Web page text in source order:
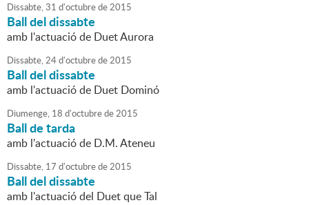
Dissabte,31 d'octubrede2015
Ball del dissabte
amb l'actuació de Duet Aurora
Dissabte,24d'octubrede2015
Ball del dissabte
amb l'actuació de Duet Dominó
Diumenge, 18 d'octubrede2015
Ball de tarda
amb l'actuació de D.M. Ateneu
Dissabte, 17 d'octubrede2015
Ball del dissabte
amb l'actuació del Duet que Tal